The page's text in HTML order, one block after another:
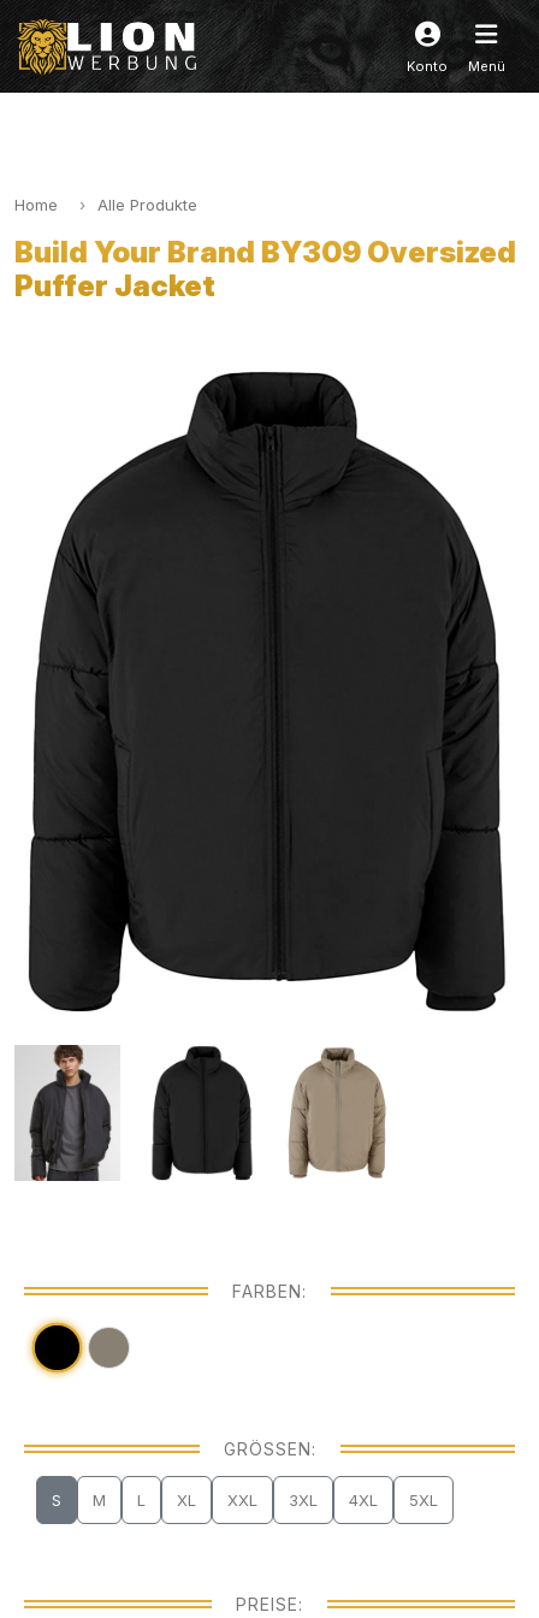
Konto Menü
Home Alle Produkte
Build Your Brand BY309 Oversized
Puffer Jacket
FARBEN:
GRÖSSEN:
S M L XL XXL 3XL 4XL 5XL
PREISE: